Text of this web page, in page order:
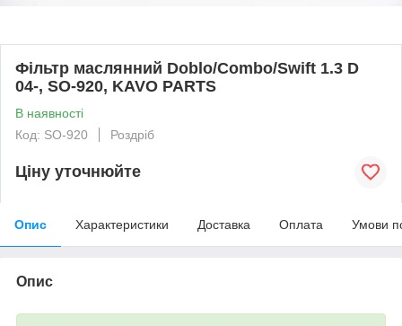
Фільтр маслянний Doblo/Combo/Swift 1.3 D
04-, SO-920, KAVO PARTS
В наявності
Код: SO-920
Роздріб
Ціну уточнюйте
Опис Характеристики Доставка Оплата Умови
Опис